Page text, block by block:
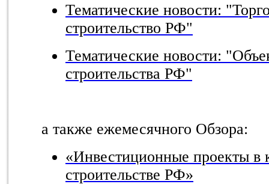
Тематические новости:
строительство РФ"
Тематические новости:
строительства РФ"
а также ежемесячного Обзора:
«Инвестиционные проекты в
строительстве РФ»